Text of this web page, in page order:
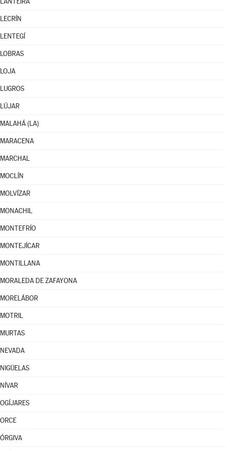
LECRÍN
LENTEGÍ
LOBRAS
LOJA
LUGROS
LÚJAR
MALAHÁ (LA)
MARACENA
MARCHAL
MOCLÍN
MOLVÍZAR
MONACHIL
MONTEFRÍO
MONTEJÍCAR
MONTILLANA
MORALEDA DE ZAFAYONA
MORELÁBOR
MOTRIL
MURTAS
NEVADA
NIGÜELAS
NÍVAR
OGÍJARES
ORCE
ÓRGIVA